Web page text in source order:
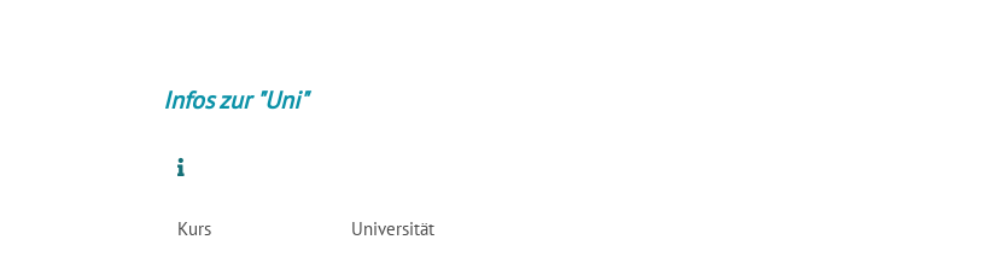
Infos zur "Uni"
Kurs Universität